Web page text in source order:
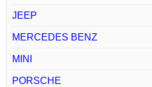
JEEP
MERCEDES BENZ
MINI
PORSCHE